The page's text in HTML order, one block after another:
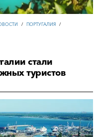
/ ПОРТУГАЛИЯ /
стали
туристов